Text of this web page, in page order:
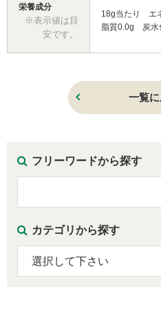
栄養成分
※表示値は目
安です。
18g当たり エ
脂質0.0g 炭水
一覧
フリーワードから探す
カテゴリから探す